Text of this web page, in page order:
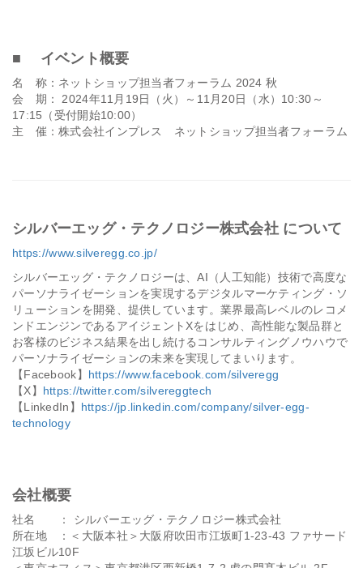
■ イベント概要
名 称：ネットショップ担当者フォーラム 2024 秋
会 期： 2024年11月19日（火）～11月20日（水）10:30～
17:15（受付開始10:00）
主 催：株式会社インプレス ネットショップ担当者フォーラム
シルバーエッグ・テクノロジー株式会社 について
https://www.silveregg.co.jp/
シルバーエッグ・テクノロジーは、AI（人工知能）技術で高度な
パーソナライゼーションを実現するデジタルマーケティング・ソ
リューションを開発、提供しています。業界最高レベルのレコメ
ンドエンジンであるアイジェントXをはじめ、高性能な製品群と
お客様のビジネス結果を出し続けるコンサルティングノウハウで
パーソナライゼーションの未来を実現してまいります。
【Facebook】 https://www.facebook.com/silveregg
【X】 https://twitter.com/silvereggtech
【LinkedIn】 https://jp.linkedin.com/company/silver-egg-
technology
会社概要
社名 ： シルバーエッグ・テクノロジー株式会社
所在地 ：＜大阪本社＞大阪府吹田市江坂町1-23-43 ファサード
江坂ビル10F